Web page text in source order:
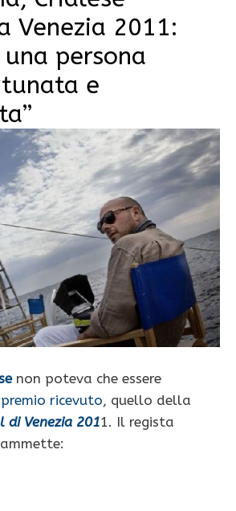
Venezia 2011:
persona
e
non poteva che essere
premio ricevuto, quello della
di Venezia 2011. Il regista